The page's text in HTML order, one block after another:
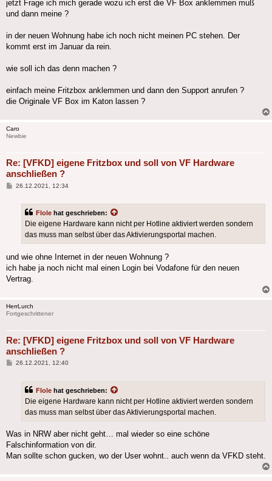
jetzt Frage ich mich gerade wozu ich erst die VF Box anklemmen muß
und dann meine ?
in der neuen Wohnung habe ich noch nicht meinen PC stehen. Der
kommt erst im Januar da rein.
wie soll ich das denn machen ?
einfach meine Fritzbox anklemmen und dann den Support anrufen ?
die Originale VF Box im Katon lassen ?
Caro
Newbie
Re: [VFKD] eigene Fritzbox und soll von VF Hardware
anschließen ?
Beitrag
26.12.2021, 12:34
Flole hat geschrieben:
Die eigene Hardware kann nicht per Hotline aktiviert werden sondern
das muss man selbst über das Aktivierungsportal machen.
und wie ohne Internet in der neuen Wohnung ?
ich habe ja noch nicht mal einen Login bei Vodafone für den neuen
Vertrag.
HerrLurch
Fortgeschrittener
Re: [VFKD] eigene Fritzbox und soll von VF Hardware
anschließen ?
Beitrag
26.12.2021, 12:40
Flole hat geschrieben:
Die eigene Hardware kann nicht per Hotline aktiviert werden sondern
das muss man selbst über das Aktivierungsportal machen.
Was in NRW aber nicht geht… mal wieder so eine schöne
Falschinformation von dir.
Man sollte schon gucken, wo der User wohnt.. auch wenn da VFKD steht.